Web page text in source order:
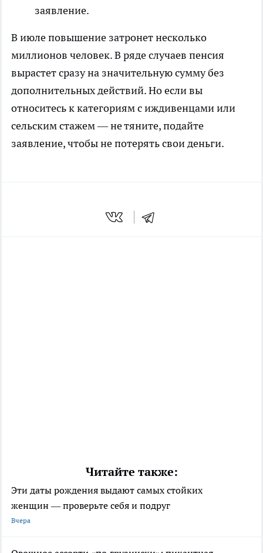
заявление.
В июле повышение затронет несколько
миллионов человек. В ряде случаев пенсия
вырастет сразу на значительную сумму без
дополнительных действий. Но если вы
относитесь к категориям с иждивенцами или
сельским стажем — не тяните, подайте
заявление, чтобы не потерять свои деньги.
Читайте также:
Эти даты рождения выдают самых стойких
женщин — проверьте себя и подруг
Вчера